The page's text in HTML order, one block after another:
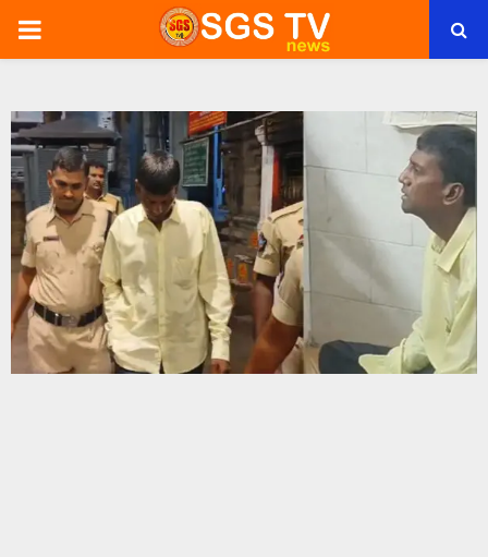
PRIMARY